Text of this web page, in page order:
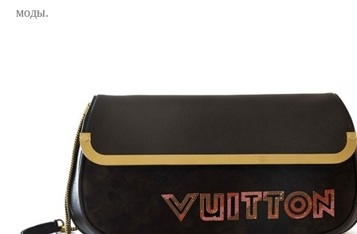
моды.